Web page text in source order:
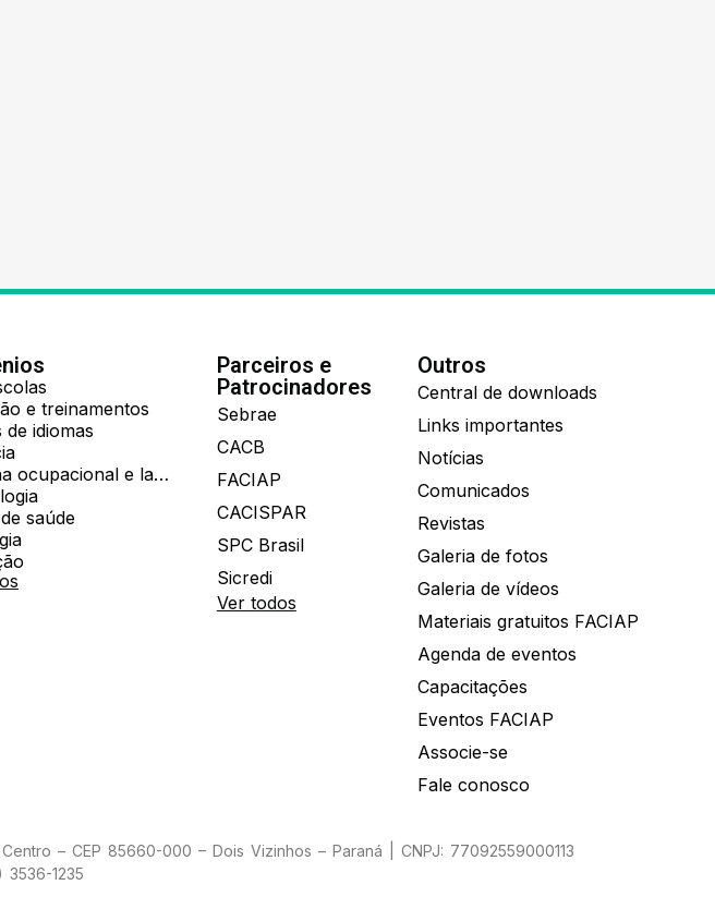
e treinamentos
de idiomas
Medicina ocupacional e laboratorial
saúde
Parceiros e
Patrocinadores
Sebrae
CACB
FACIAP
CACISPAR
SPC Brasil
Sicredi
Ver todos
Outros
Central de downloads
Links importantes
Notícias
Comunicados
Revistas
Galeria de fotos
Galeria de vídeos
Materiais gratuitos FACIAP
Agenda de eventos
Capacitações
Eventos FACIAP
Associe-se
Fale conosco
– CEP 85660-000 – Dois Vizinhos – Paraná | CNPJ: 77092559000113
1235